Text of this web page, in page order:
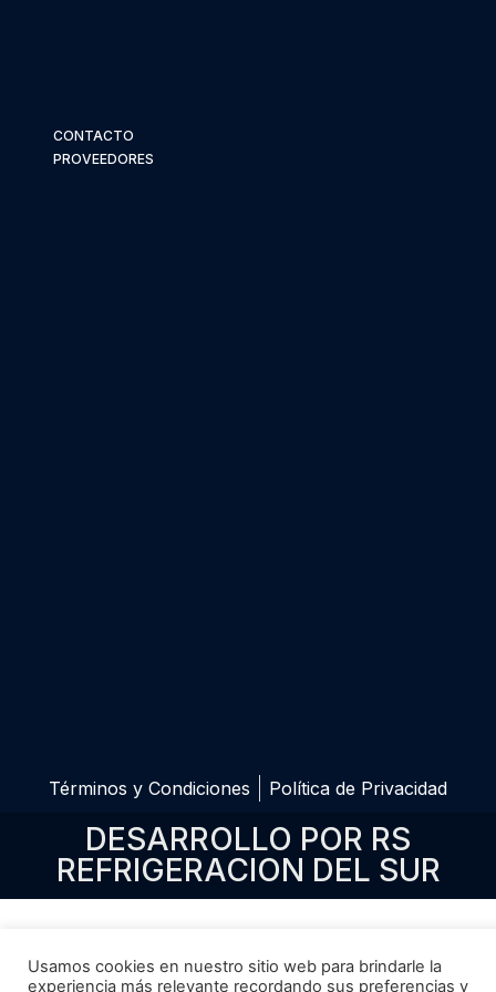
CONTACTO
PROVEEDORES
Términos y Condiciones Política de Privacidad
DESARROLLO POR RS
REFRIGERACION DEL SUR
Usamos cookies en nuestro sitio web para brindarle la
experiencia más relevante recordando sus preferencias y